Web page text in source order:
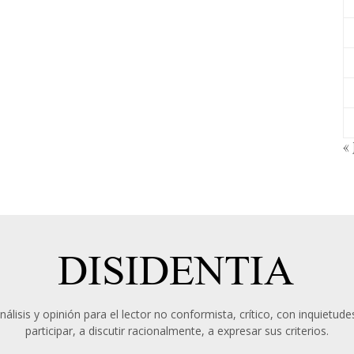
«
y opinión para el lector no conformista, crítico, con
participar, a discutir racionalmente, a expresar sus criterios.